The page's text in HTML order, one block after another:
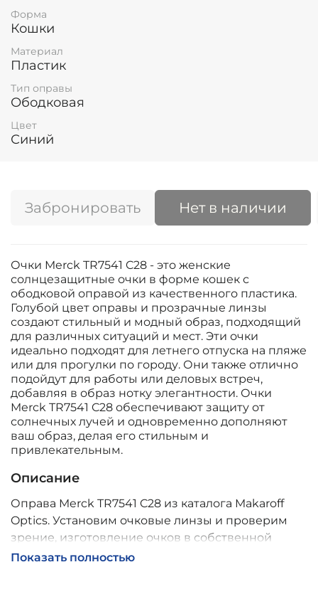
Форма
Кошки
Материал
Пластик
Тип оправы
Ободковая
Цвет
Синий
Забронировать Нет в наличии
Очки Merck TR7541 C28 - это женские
солнцезащитные очки в форме кошек с
ободковой оправой из качественного пластика.
Голубой цвет оправы и прозрачные линзы
создают стильный и модный образ, подходящий
для различных ситуаций и мест. Эти очки
идеально подходят для летнего отпуска на пляже
или для прогулки по городу. Они также отлично
подойдут для работы или деловых встреч,
добавляя в образ нотку элегантности. Очки
Merck TR7541 C28 обеспечивают защиту от
солнечных лучей и одновременно дополняют
ваш образ, делая его стильным и
привлекательным.
Описание
Оправа Merck TR7541 C28 из каталога Makaroff
Optics. Установим очковые линзы и проверим
зрение, изготовление очков в собственной
мастерской, обычно 2–5 дней, индивидуальные
Показать полностью